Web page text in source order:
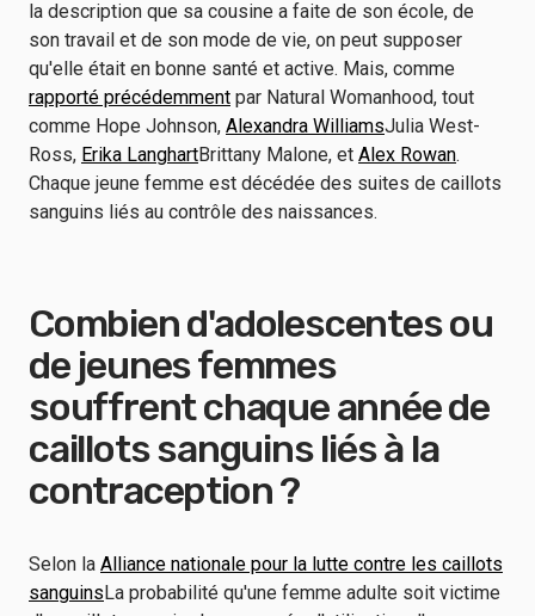
la description que sa cousine a faite de son école, de
son travail et de son mode de vie, on peut supposer
qu'elle était en bonne santé et active. Mais, comme
rapporté précédemment par Natural Womanhood, tout
comme Hope Johnson, Alexandra WilliamsJulia West-
Ross, Erika LanghartBrittany Malone, et Alex Rowan.
Chaque jeune femme est décédée des suites de caillots
sanguins liés au contrôle des naissances.
Combien d'adolescentes ou
de jeunes femmes
souffrent chaque année de
caillots sanguins liés à la
contraception ?
Selon la Alliance nationale pour la lutte contre les caillots
sanguinsLa probabilité qu'une femme adulte soit victime